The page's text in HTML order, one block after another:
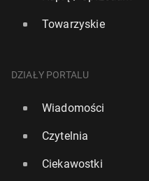
Towarzyskie
DZIAŁY PORTALU
Wiadomości
Czytelnia
Ciekawostki